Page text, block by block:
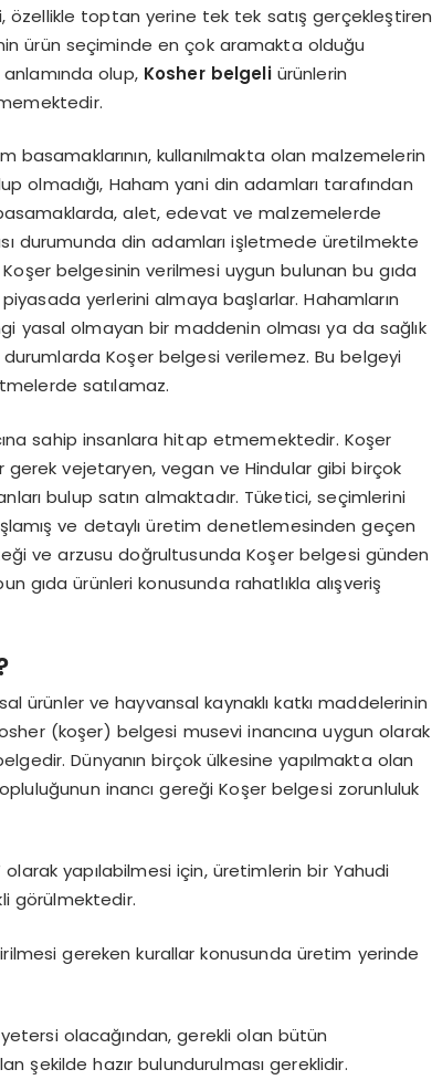
özellikle toptan yerine tek tek satış gerçekleştiren
ürün seçiminde en çok aramakta olduğu
olup, Kosher belgeli ürünlerin
basamaklarının, kullanılmakta olan malzemelerin
olmadığı, Haham yani din adamları tarafından
alet, edevat ve malzemelerde
durumunda din adamları işletmede üretilmekte
belgesinin verilmesi uygun bulunan bu gıda
yerlerini almaya başlarlar. Hahamların
yasal olmayan bir maddenin olması ya da sağlık
durumlarda Koşer belgesi verilemez. Bu belgeyi
satılamaz.
sahip insanlara hitap etmemektedir. Koşer
vejetaryen, vegan ve Hindular gibi birçok
bulup satın almaktadır. Tüketici, seçimlerini
ve detaylı üretim denetlemesinden geçen
ve arzusu doğrultusunda Koşer belgesi günden
gıda ürünleri konusunda rahatlıkla alışveriş
ürünler ve hayvansal kaynaklı katkı maddelerinin
(koşer) belgesi musevi inancına uygun olarak
Dünyanın birçok ülkesine yapılmakta olan
inancı gereği Koşer belgesi zorunluluk
yapılabilmesi için, üretimlerin bir Yahudi
görülmektedir.
gereken kurallar konusunda üretim yerinde
olacağından, gerekli olan bütün
şekilde hazır bulundurulması gereklidir.